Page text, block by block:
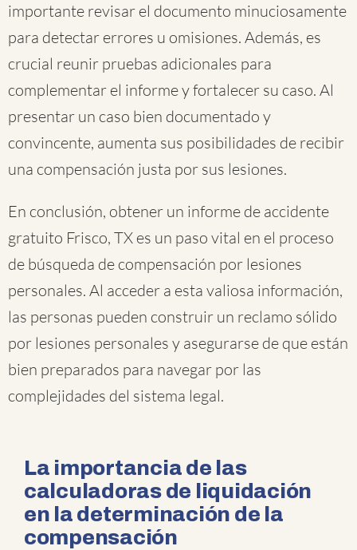
importante revisar el documento minuciosamente
para detectar errores u omisiones. Además, es
crucial reunir pruebas adicionales para
complementar el informe y fortalecer su caso. Al
presentar un caso bien documentado y
convincente, aumenta sus posibilidades de recibir
una compensación justa por sus lesiones.
En conclusión, obtener un informe de accidente
gratuito Frisco, TX es un paso vital en el proceso
de búsqueda de compensación por lesiones
personales. Al acceder a esta valiosa información,
las personas pueden construir un reclamo sólido
por lesiones personales y asegurarse de que están
bien preparados para navegar por las
complejidades del sistema legal.
La importancia de las
calculadoras de liquidación
en la determinación de la
compensación